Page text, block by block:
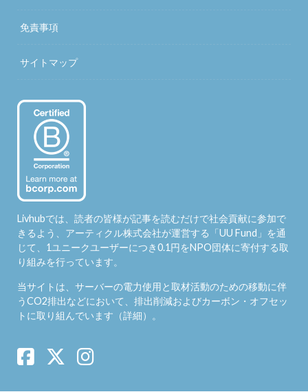
免責事項
サイトマップ
Livhubでは、読者の皆様が記事を読むだけで社会貢献に参加で
きるよう、アーティクル株式会社が運営する「UU Fund 」を通
じて、1ユニークユーザーにつき0.1円をNPO団体に寄付する取
り組みを行っています。
当サイトは、サーバーの電力使用と取材活動のための移動に伴
うCO2排出などにおいて、排出削減およびカーボン・オフセッ
トに取り組んでいます（詳細）。